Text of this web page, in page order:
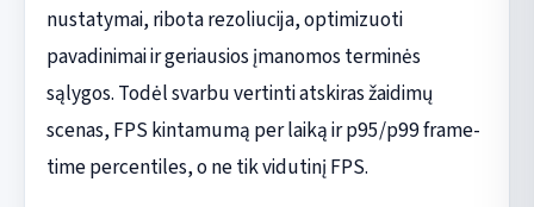
nustatymai, ribota rezoliucija, optimizuoti
pavadinimai ir geriausios įmanomos terminės
sąlygos. Todėl svarbu vertinti atskiras žaidimų
scenas, FPS kintamumą per laiką ir p95/p99 frame-
time percentiles, o ne tik vidutinį FPS.